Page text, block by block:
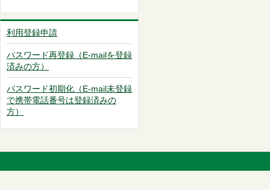
利用登録申請
パスワード再登録（E-mailを登録
済みの方）
パスワード初期化（E-mail未登録
で携帯電話番号は登録済みの
方）